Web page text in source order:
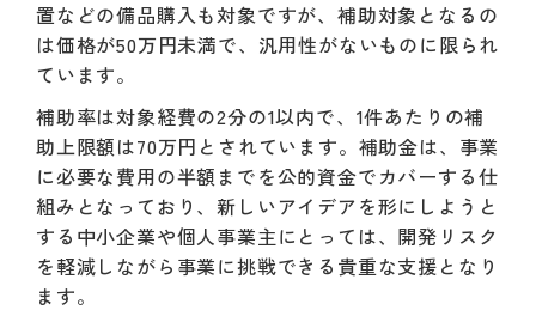
置などの備品購入も対象ですが、補助対象となるの
は価格が50万円未満で、汎用性がないものに限られ
ています。
補助率は対象経費の2分の1以内で、1件あたりの補
助上限額は70万円とされています。補助金は、事業
に必要な費用の半額までを公的資金でカバーする仕
組みとなっており、新しいアイデアを形にしようと
する中小企業や個人事業主にとっては、開発リスク
を軽減しながら事業に挑戦できる貴重な支援となり
ます。